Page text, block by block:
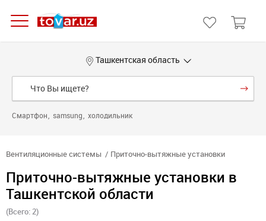
Ташкентская область
Смартфон samsung холодильник
Вентиляционные системы Приточно-вытяжные установки
Приточно-вытяжные установки в
Ташкентской области
(Всего: 2)